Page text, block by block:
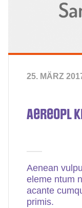
25. MÄRZ
Aereopl
Aenean
eleme ntum
acante
primis.